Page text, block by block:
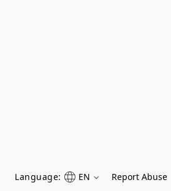
Language: EN Report Abuse